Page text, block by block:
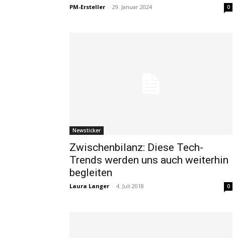
PM-Ersteller - 29. Januar 2024 0
Newsticker
Zwischenbilanz: Diese Tech-
Trends werden uns auch weiterhin
begleiten
Laura Langer - 4. Juli 2018 0